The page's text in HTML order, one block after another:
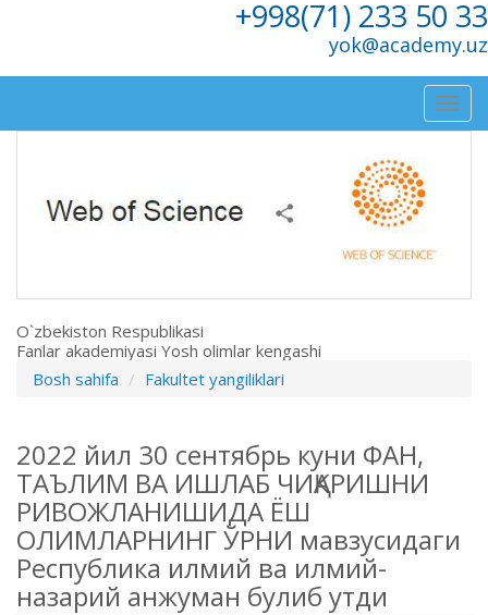
+998(71) 233 50 33
yok@academy.uz
O`zbekiston Respublikasi
Fanlar akademiyasi Yosh olimlar kengashi
Bosh sahifa
Fakultet yangiliklari
2022 йил 30 сентябрь куни ФАН,
ТАЪЛИМ ВА ИШЛАБ ЧИҚАРИШНИ
РИВОЖЛАНИШИДА ЁШ
ОЛИМЛАРНИНГ ЎРНИ мавзусидаги
Республика илмий ва илмий-
назарий анжуман булиб утди